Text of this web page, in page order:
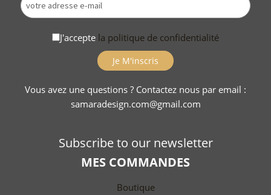
J'accepte la politique de confidentialité
Vous avez une questions ? Contactez nous par email :
samaradesign.com@gmail.com
Subscribe to our newsletter
MES COMMANDES
Boutique